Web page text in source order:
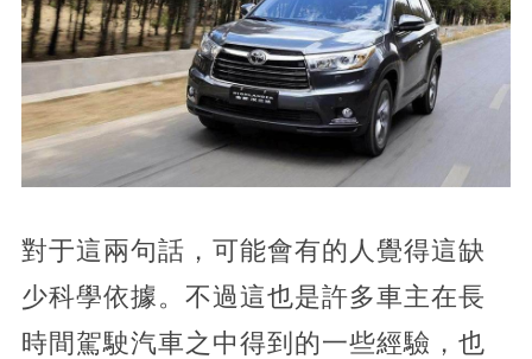
對于這兩句話，可能會有的人覺得這缺
少科學依據。不過這也是許多車主在長
時間駕駛汽車之中得到的一些經驗，也